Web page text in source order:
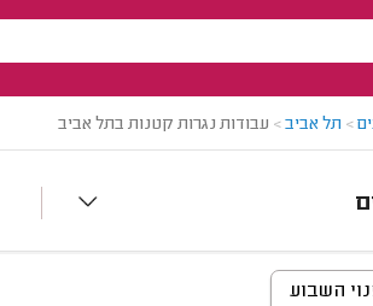
> תל אביב> עבודות נגרות קטנות בתל אביב
השבוע